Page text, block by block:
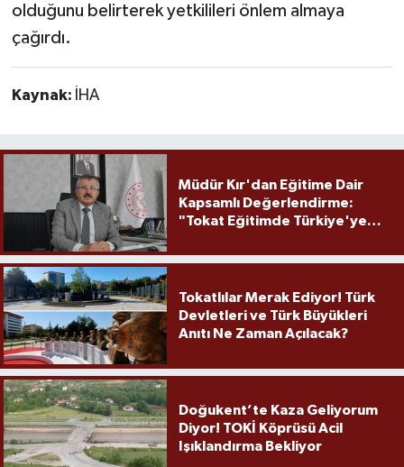
olduğunu belirterek yetkilileri önlem almaya
çağırdı.
Kaynak: İHA
Müdür Kır'dan Eğitime Dair
Kapsamlı Değerlendirme:
"Tokat Eğitimde Türkiye'ye
Tokatlılar Merak Ediyor! Türk
Devletleri ve Türk Büyükleri
Anıtı Ne Zaman Açılacak?
Doğukent’te Kaza Geliyorum
Diyor! TOKİ Köprüsü Acil
Işıklandırma Bekliyor